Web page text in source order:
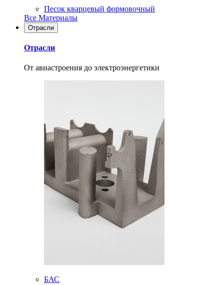
Песок кварцевый формовочный
Все Материалы
Отрасли
Отрасли
От авиастроения до электроэнергетики
БАС